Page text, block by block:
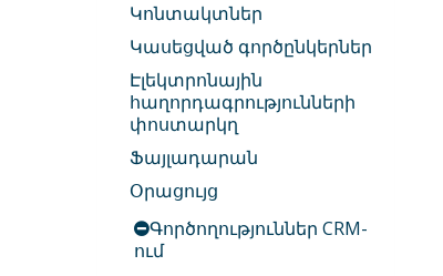
Կոնտակտներ
Կասեցված գործընկերներ
Էլեկտրոնային
հաղորդագրությունների
փոստարկղ
Ֆայլադարան
Օրացույց
Գործողություններ CRM-
ում